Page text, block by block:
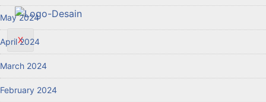
X
May 2024
April 2024
March 2024
February 2024